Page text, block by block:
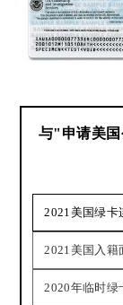
与"申请美
2021美国绿卡
2021美国入籍
2020年临时绿